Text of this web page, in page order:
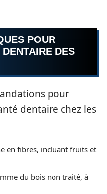
POUR
DES
pour
dentaire chez les
en fibres, incluant fruits et
du bois non traité, à